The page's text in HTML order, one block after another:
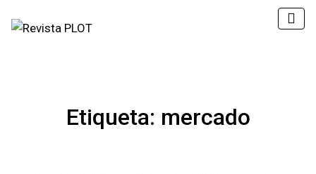
Etiqueta: mercado